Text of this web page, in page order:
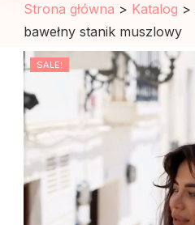
Strona główna > Katalog >
bawełny stanik muszlowy
SALE!